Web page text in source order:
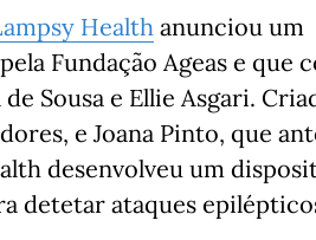
Health anunciou um
Fundação Ageas e que
de Sousa e Ellie Asgari.
e Joana Pinto, que
desenvolveu um
detetar ataques